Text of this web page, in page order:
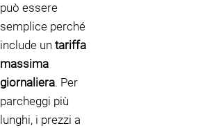
può essere
semplice perché
include un tariffa
massima
giornaliera. Per
parcheggi più
lunghi, i prezzi a